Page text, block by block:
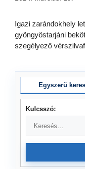
Igazi zarándokhely
gyöngyöstarjáni
szegélyező
Egyszerű
Kulcsszó: